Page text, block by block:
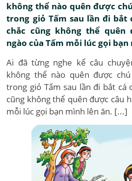
không thể nào quên được
trong giỏ Tấm sau lần đi bắt
chắc cũng không thể quên
ngào của Tấm mỗi lúc gọi
Ai đã từng nghe kể câu
không thể nào quên được
trong giỏ Tấm sau lần đi bắt cá
cũng không thể quên được câu
mỗi lúc gọi bạn mình lên ăn. [...]